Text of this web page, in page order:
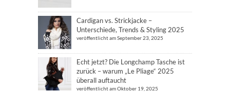
Cardigan vs. Strickjacke –
Unterschiede, Trends & Styling 2025
veröffentlicht am September 23, 2025
Echt jetzt? Die Longchamp Tasche ist
zurück – warum „Le Pliage“ 2025
überall auftaucht
veröffentlicht am Oktober 19, 2025